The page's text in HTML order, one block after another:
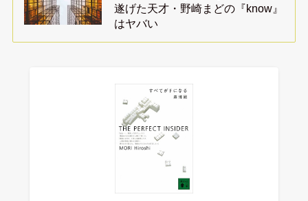
遂げた天才・野崎まどの『know』
はヤバい